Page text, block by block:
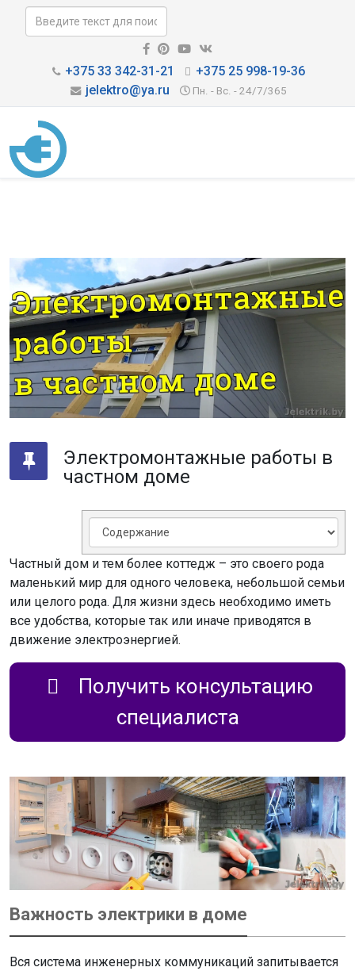
+375 33 342-31-21
+375 25 998-19-36
jelektro@ya.ru
Пн. - Вс. - 24/7/365
Электромонтажные работы в
частном доме
Частный дом и тем более коттедж – это своего рода
маленький мир для одного человека, небольшой семьи
или целого рода. Для жизни здесь необходимо иметь
все удобства, которые так или иначе приводятся в
движение электроэнергией.
Получить консультацию
специалиста
Важность электрики в доме
Вся система инженерных коммуникаций запитывается